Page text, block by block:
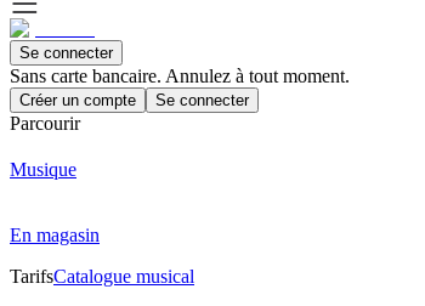
Se connecter
Sans carte bancaire. Annulez à tout moment.
Créer un compte Se connecter
Parcourir
Musique
En magasin
TarifsCatalogue musical